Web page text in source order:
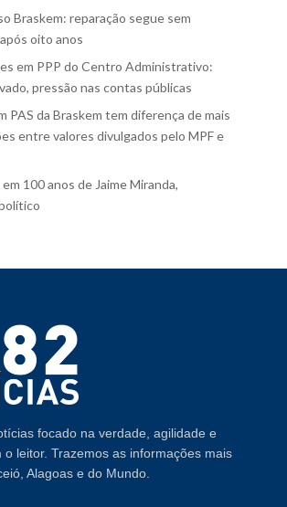
Braskem: reparação segue sem
oito anos
em PPP do Centro Administrativo:
pressão nas contas públicas
PAS da Braskem tem diferença de mais
entre valores divulgados pelo MPF e
em 100 anos de Jaime Miranda,
focado na verdade, agilidade e
o leitor. Trazemos as informações mais
Alagoas e do Mundo.